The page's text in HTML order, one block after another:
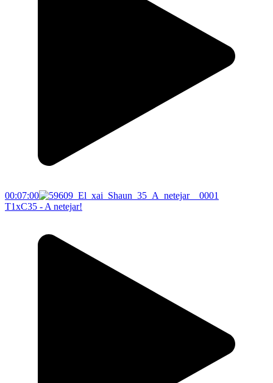
00:07:00
T1xC35 - A netejar!